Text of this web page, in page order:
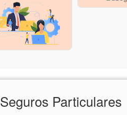
Seguros Particulares